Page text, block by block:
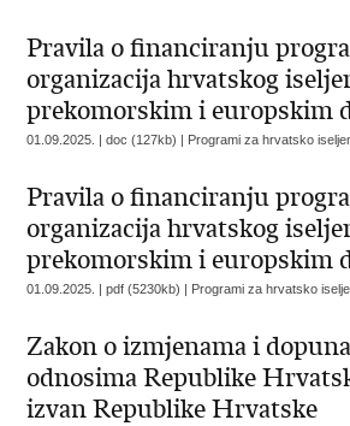
Pravila o financiranju
organizacija hrvatskog
prekomorskim i europskim
01.09.2025. | doc (127kb) | Programi za hrvatsko
Pravila o financiranju
organizacija hrvatskog
prekomorskim i europskim
01.09.2025. | pdf (5230kb) | Programi za hrvatsko
Zakon o izmjenama i
odnosima Republike
izvan Republike Hrvatske